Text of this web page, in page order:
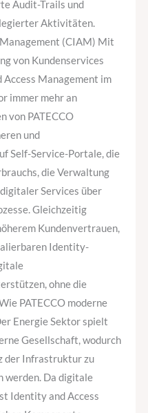
Audit-Trails und
Aktivitäten.
(CIAM) Mit
von Kundenservices
Management im
immer mehr an
von PATECCO
und
Self-Service-Portale, die
die Verwaltung
Services über
Gleichzeitig
Kundenvertrauen,
Identity-
ohne die
PATECCO moderne
Energie Sektor spielt
Gesellschaft, wodurch
der Infrastruktur zu
Da digitale
Identity and Access